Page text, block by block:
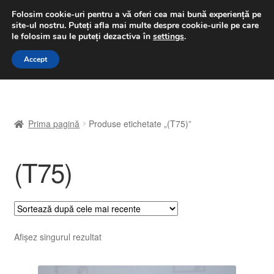
LIVRARE de la 33 lei
luni-vineri 9 a.m. - 4 p.m.031 229 6816
Sari
Sari
A lua legatura
Contul meu
Coș
Despre noi
Finalizare comandă
Prima pagină Produse etichetate „(T75)”
(T75)
Afișez singurul rezultat
Folosim cookie-uri pentru a vă oferi cea mai bună experiență pe
site-ul nostru. Puteți afla mai multe despre cookie-urile pe care
le folosim sau le puteți dezactiva în settings.
Accept